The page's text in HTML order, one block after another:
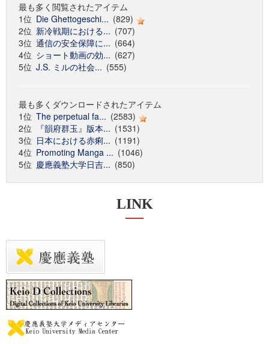
最も多く閲覧されたアイテム
1位 Die Ghettogeschi... (829)
2位 新冷戦期における... (707)
3位 通信の安全保障に... (664)
4位 ショート動画の効... (627)
5位 J.S. ミルの社会... (555)
最も多くダウンロードされたアイテム
1位 The perpetual fa... (2583)
2位
『韻府群玉』版本... (1531)
3位 日本における赤痢... (1191)
4位 Promoting Manga ... (1046)
5位 慶應義塾大学日吉... (850)
LINK